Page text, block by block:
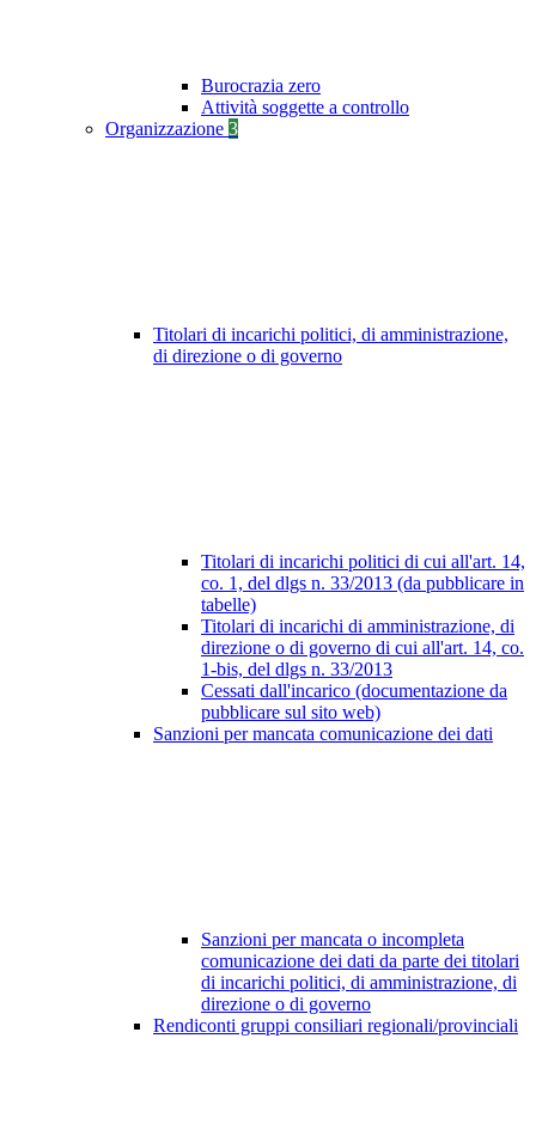
Burocrazia zero
Attività soggette a controllo
Organizzazione 3
Titolari di incarichi politici, di amministrazione,
di direzione o di governo
Titolari di incarichi politici di cui all'art. 14,
co. 1, del dlgs n. 33/2013 (da pubblicare in
tabelle)
Titolari di incarichi di amministrazione, di
direzione o di governo di cui all'art. 14, co.
1-bis, del dlgs n. 33/2013
Cessati dall'incarico (documentazione da
pubblicare sul sito web)
Sanzioni per mancata comunicazione dei dati
Sanzioni per mancata o incompleta
comunicazione dei dati da parte dei titolari
di incarichi politici, di amministrazione, di
direzione o di governo
Rendiconti gruppi consiliari regionali/provinciali